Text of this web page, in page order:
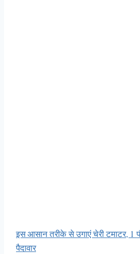
इस आसान तरीके से उगाएं चेरी टमाटर, 1
पैदावार